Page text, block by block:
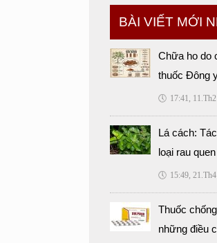
BÀI VIẾT MỚI
Chữa ho do
thuốc Đông
🕔 17:41,
Lá cách:
loại rau
🕔 15:49,
Thuốc
những điều